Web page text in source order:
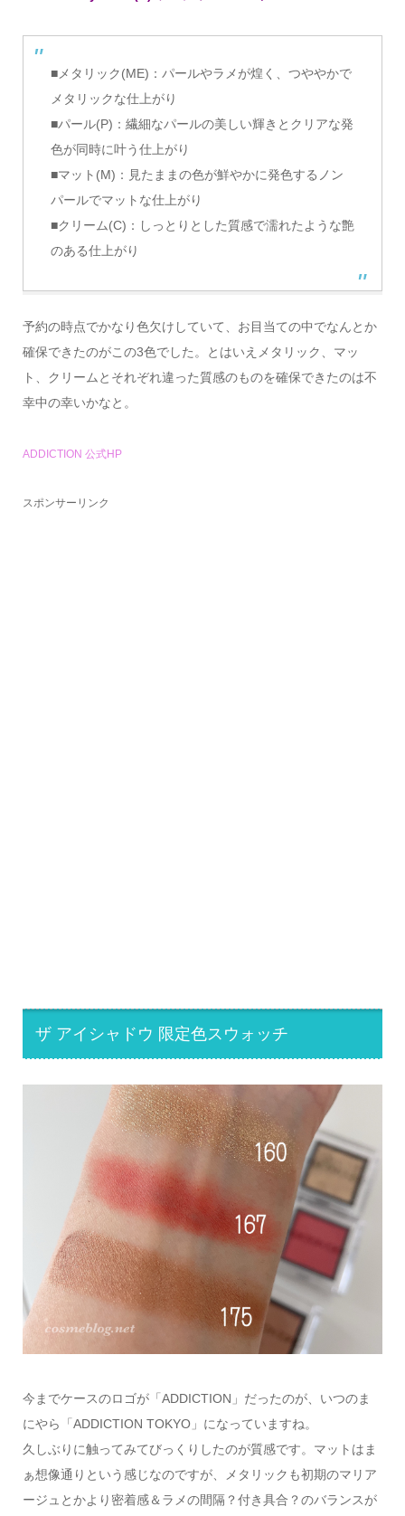
■メタリック(ME)：パールやラメが煌く、つややかで
メタリックな仕上がり
■パール(P)：繊細なパールの美しい輝きとクリアな発
色が同時に叶う仕上がり
■マット(M)：見たままの色が鮮やかに発色するノン
パールでマットな仕上がり
■クリーム(C)：しっとりとした質感で濡れたような艶
のある仕上がり
予約の時点でかなり色欠けしていて、お目当ての中でなんとか
確保できたのがこの3色でした。とはいえメタリック、マッ
ト、クリームとそれぞれ違った質感のものを確保できたのは不
幸中の幸いかなと。
ADDICTION 公式HP
スポンサーリンク
ザ アイシャドウ 限定色スウォッチ
今までケースのロゴが「ADDICTION」だったのが、いつのま
にやら「ADDICTION TOKYO」になっていますね。
久しぶりに触ってみてびっくりしたのが質感です。マットはま
ぁ想像通りという感じなのですが、メタリックも初期のマリア
ージュとかより密着感＆ラメの間隔？付き具合？のバランスが